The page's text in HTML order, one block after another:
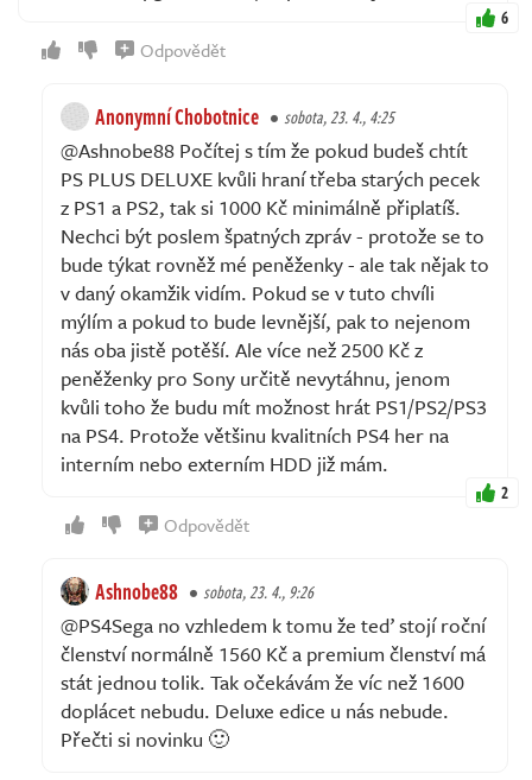
6
Odpovědět
Anonymní Chobotnice sobota, 23. 4., 4:25
@Ashnobe88 Počítej s tím že pokud budeš chtít
PS PLUS DELUXE kvůli hraní třeba starých pecek
z PS1 a PS2, tak si 1000 Kč minimálně připlatíš.
Nechci být poslem špatných zpráv - protože se to
bude týkat rovněž mé peněženky - ale tak nějak to
v daný okamžik vidím. Pokud se v tuto chvíli
mýlím a pokud to bude levnější, pak to nejenom
nás oba jistě potěší. Ale více než 2500 Kč z
peněženky pro Sony určitě nevytáhnu, jenom
kvůli toho že budu mít možnost hrát PS1/PS2/PS3
na PS4. Protože většinu kvalitních PS4 her na
interním nebo externím HDD již mám.
2
Odpovědět
Ashnobe88 sobota, 23. 4., 9:26
@PS4Sega no vzhledem k tomu že teď stojí roční
členství normálně 1560 Kč a premium členství má
stát jednou tolik. Tak očekávám že víc než 1600
doplácet nebudu. Deluxe edice u nás nebude.
Přečti si novinku 🙂